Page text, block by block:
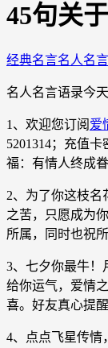
45句关
经典名言名人名
名人名言语录今
1、欢迎您订阅 爱
5201314；充值
福：有情人终成眷
2、为了你这枝名
之苦，只愿成为
所属，同时也祝
3、七夕你最牛！
给你运气，爱情
喜。好友真心提
4、点点飞星传情